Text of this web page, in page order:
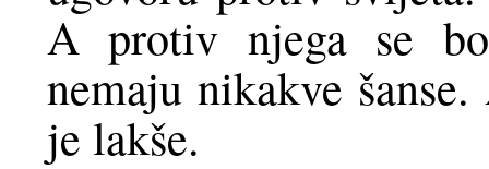
A protiv njega se
nemaju nikakve
je lakše.